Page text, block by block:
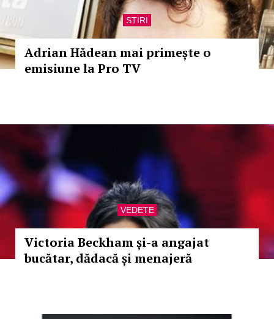
STIRI
Adrian Hădean mai primește o
emisiune la Pro TV
VEDETE
Victoria Beckham și-a angajat
bucătar, dădacă și menajeră